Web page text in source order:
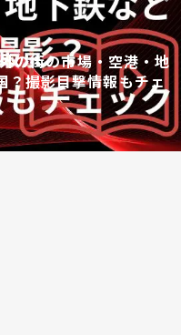
の街の市場・空港・地
？撮影目撃情報もチェ